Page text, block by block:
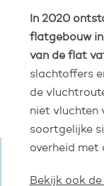
In 2020
flatgebouw in
van de flat
slachtoffers
de
niet vluchten
soortgelijke
overheid met
Bekijk ook